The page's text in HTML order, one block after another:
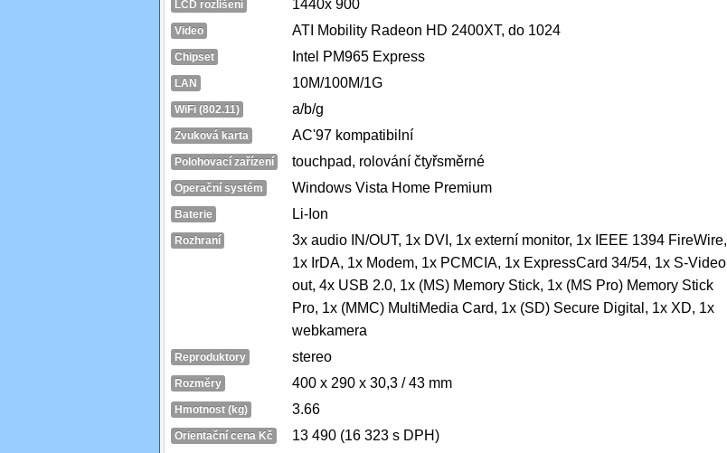
LCD rozlišení 1440x 900
Video ATI Mobility Radeon HD 2400XT, do 1024
Chipset Intel PM965 Express
LAN 10M/100M/1G
WiFi (802.11) a/b/g
Zvuková karta AC'97 kompatibilní
Polohovací zařízení touchpad, rolování čtyřsměrné
Operační systém Windows Vista Home Premium
Baterie Li-Ion
Rozhraní
3x audio IN/OUT, 1x DVI, 1x externí monitor, 1x IEEE 1394 FireWire,
1x IrDA, 1x Modem, 1x PCMCIA, 1x ExpressCard 34/54, 1x S-Video
out, 4x USB 2.0, 1x (MS) Memory Stick, 1x (MS Pro) Memory Stick
Pro, 1x (MMC) MultiMedia Card, 1x (SD) Secure Digital, 1x XD, 1x
webkamera
Reproduktory stereo
Rozměry 400 x 290 x 30,3 / 43 mm
Hmotnost (kg) 3.66
Orientační cena Kč 13 490 (16 323 s DPH)